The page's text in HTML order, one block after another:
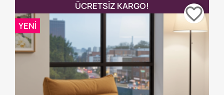
ÜCRETSIZ KARGO!
YENI
favorite_border